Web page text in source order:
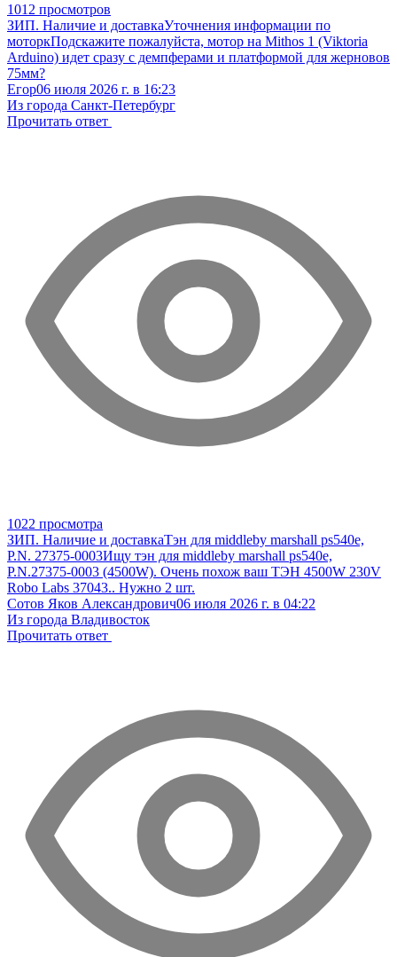
1012 просмотров
ЗИП. Наличие и доставкаУточнения информации по
моторкПодскажите пожалуйста, мотор на Mithos 1 (Viktoria
Arduino) идет сразу с демпферами и платформой для жерновов
75мм?
Егор06 июля 2026 г. в 16:23
Из города Санкт-Петербург
Прочитать ответ
1022 просмотра
ЗИП. Наличие и доставкаТэн для middleby marshall ps540e,
P.N. 27375-0003Ищу тэн для middleby marshall ps540e,
P.N.27375-0003 (4500W). Очень похож ваш ТЭН 4500W 230V
Robo Labs 37043.. Нужно 2 шт.
Сотов Яков Александрович06 июля 2026 г. в 04:22
Из города Владивосток
Прочитать ответ